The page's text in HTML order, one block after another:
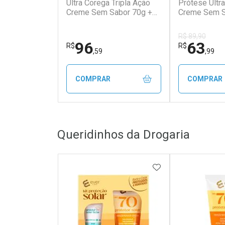
Ultra Corega Tripla Ação
Creme Sem Sabor 70g +
R$96,59
COMPRAR
Laboratório
Por Menos
Prótese
Creme Sem
R$ 89,90
R$63,99
COMPRAR
Por
Queridinhos da Drogaria
ADICIONAR AOS